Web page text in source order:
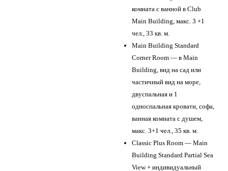
комната с ванной в Club
Main Building, макс. 3 +1
чел., 33 кв. м.
Main Building Standard
Corner Room — в Main
Building, вид на сад или
частичный вид на море,
двуспальная и 1
односпальная кровати, софа,
ванная комната с душем,
макс. 3+1 чел., 35 кв. м.
Classic Plus Room — Main
Building Standard Partial Sea
View + индивидуальный